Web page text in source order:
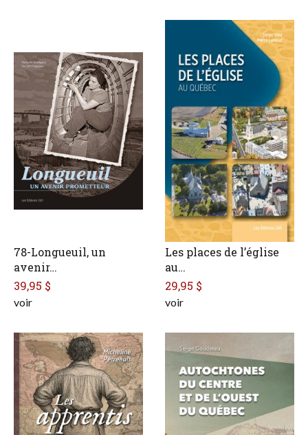
78-Longueuil, un
avenir…
39,95 $
voir
Les places de l’église
au…
29,95 $
voir